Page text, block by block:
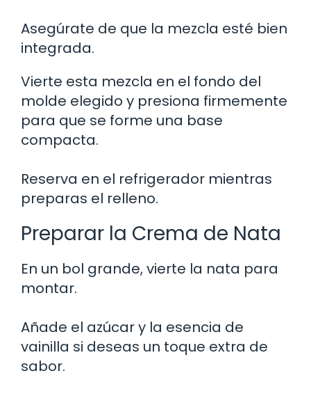
Asegúrate de que la mezcla esté bien
integrada.
Vierte esta mezcla en el fondo del
molde elegido y presiona firmemente
para que se forme una base
compacta.
Reserva en el refrigerador mientras
preparas el relleno.
Preparar la Crema de Nata
En un bol grande, vierte la nata para
montar.
Añade el azúcar y la esencia de
vainilla si deseas un toque extra de
sabor.